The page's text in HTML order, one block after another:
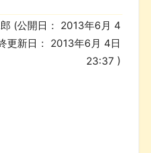
(公開日： 2013年6月 4
更新日： 2013年6月 4日
23:37 )